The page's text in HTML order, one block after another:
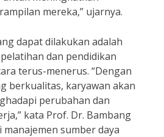
mereka,” ujarnya.
dapat dilakukan adalah
dan pendidikan
terus-menerus. “Dengan
berkualitas, karyawan akan
perubahan dan
kata Prof. Dr. Bambang
sumber daya